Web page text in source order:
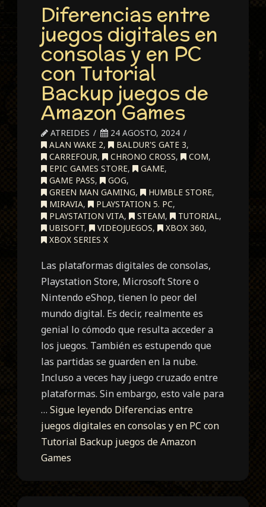
Diferencias entre
juegos digitales en
consolas y en PC
con Tutorial
Backup juegos de
Amazon Games
ATREIDES
24 AGOSTO, 2024
ALAN WAKE 2, BALDUR'S GATE 3,
CARREFOUR, CHRONO CROSS, COM,
EPIC GAMES STORE, GAME,
GAME PASS, GOG,
GREEN MAN GAMING, HUMBLE STORE,
MIRAVIA, PLAYSTATION 5. PC,
PLAYSTATION VITA, STEAM, TUTORIAL,
UBISOFT, VIDEOJUEGOS, XBOX 360,
XBOX SERIES X
Las plataformas digitales de consolas,
Playstation Store, Microsoft Store o
Nintendo eShop, tienen lo peor del
mundo digital. Es decir, realmente es
genial lo cómodo que resulta acceder a
los juegos. También es estupendo que
las partidas se guarden en la nube.
Incluso a veces hay juego cruzado entre
plataformas. Sin embargo, esto vale para
…Sigue leyendo Diferencias entre
juegos digitales en consolas y en PC con
Tutorial Backup juegos de Amazon
Games